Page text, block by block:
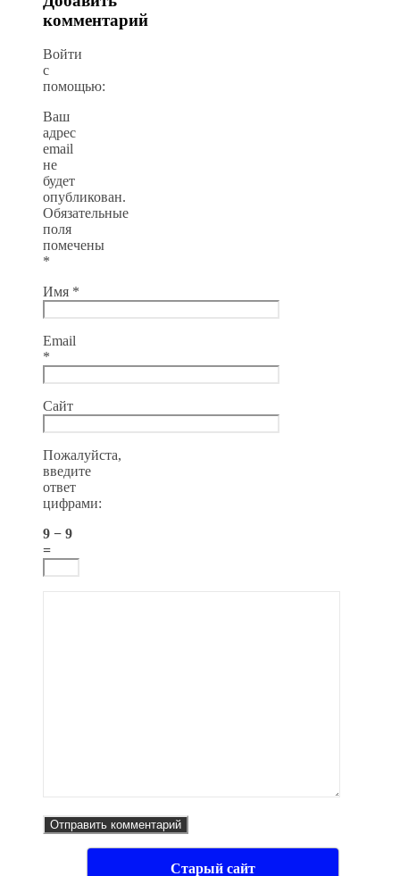
комментарий
Войти
с
помощью:
Ваш
адрес
email
не
будет
опубликован.
Обязательные
поля
помечены
*
Имя *
Email
*
Сайт
Пожалуйста,
введите
ответ
цифрами:
9 − 9
=
Старый сайт